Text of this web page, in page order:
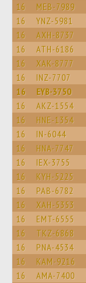
16 MEB-7989
16 YNZ-5981
16 AXH-8737
16 ATH-6186
16 XAK-8777
16 INZ-7707
16 EYB-3750
16 AKZ-1554
16 HNE-1354
16 IN-6044
16 HNA-7747
16 IEX-3755
16 KYH-5225
16 PAB-6782
16 XAH-5353
16 EMT-6555
16 TKZ-6868
16 PNA-4534
16 KAM-9216
16 AMA-7400